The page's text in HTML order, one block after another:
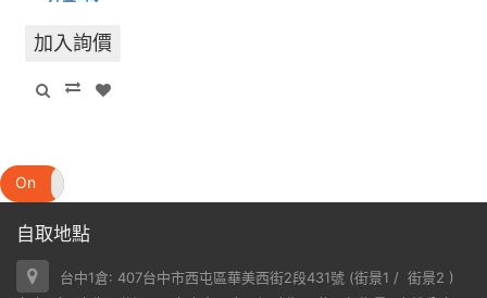
加入詢價
On
自取地點
台中1倉: 407台中市西屯區華美西街2段431號 (街景1 / 街景2 )